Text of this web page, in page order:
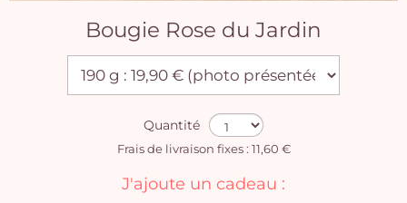
Bougie Rose du Jardin
Quantité
Frais de livraison fixes : 11,60 €
J'ajoute un cadeau :